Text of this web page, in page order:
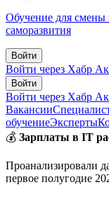
Обучение для смены
саморазвития
Войти
Войти через Хабр
Войти
Войти через Хабр
Вакансии
обучениеЭксперты
💰 Зарплаты в IT
Проанализировали
первое полугодие